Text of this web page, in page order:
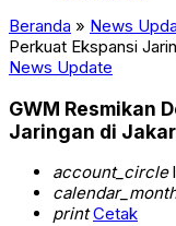
Beranda » News
Perkuat Ekspansi
News Update
GWM Resmikan
Jaringan di
account_circle
print Cetak